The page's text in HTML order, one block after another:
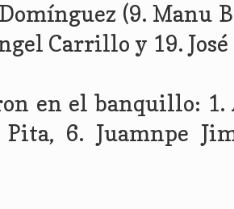
(9. Manu
Carrillo y 19.
en el banquillo:
Pita, 6. Juamnpe